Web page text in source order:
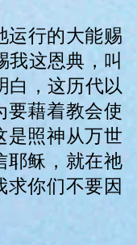
运行的大能赐
我这恩典，叫
白，这历代以
要藉着教会使
是照神从万世
耶稣，就在祂
求你们不要因